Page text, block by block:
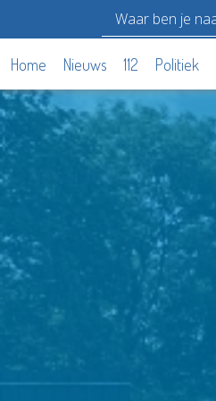
Home Nieuws 112 Politiek